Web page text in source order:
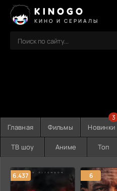
KINOGO
КИНО И СЕРИАЛЫ
Главная Фильмы Новинки
3
ТВ шоу Аниме Топ
6.437 6